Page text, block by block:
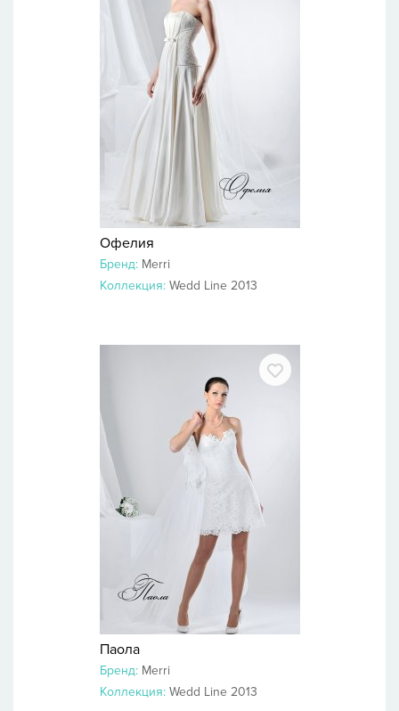
Офелия
Бренд: Merri
Коллекция: Wedd Line 2013
Паола
Бренд: Merri
Коллекция: Wedd Line 2013